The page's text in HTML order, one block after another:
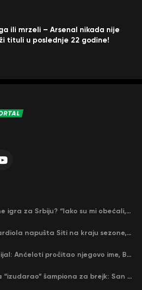
ili mrzeli – Arsenal nikada nije
tituli u poslednje 22 godine!
Zašto Rade Krunić ne igra za Srbiju? “Iako su mi obećali, niko me nije zvao…”
Kraj jedne ere – Gvardiola napušta Siti na kraju sezone, menja ga njegov nekadašnji rival
Nejmar ide na Mundijal: Anćeloti pročitao njegovo ime, Brazil u delirijumu (VIDEO)
Strašni Vembanjama “izudarao” šampiona za brejk: San Antonio poveo protiv Oklahome